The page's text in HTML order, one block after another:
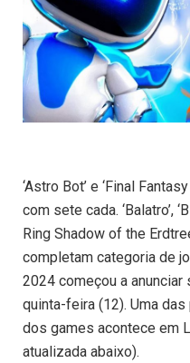
‘Astro Bot’ e ‘Final
com sete cada. ‘Balatro’,
Ring Shadow of the
completam categoria de
2024 começou a
quinta-feira (12). Uma
dos games acontece em
atualizada abaixo).